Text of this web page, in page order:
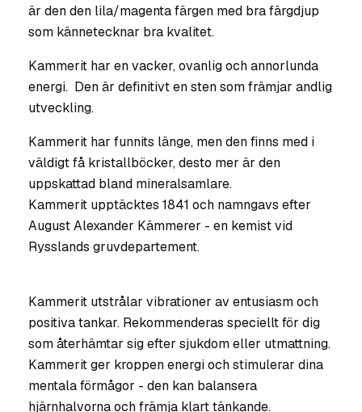
är den den lila/magenta färgen med bra färgdjup
som kännetecknar bra kvalitet.
Kammerit har en vacker, ovanlig och annorlunda
energi. Den är definitivt en sten som främjar andlig
utveckling.
Kammerit har funnits länge, men den finns med i
väldigt få kristallböcker, desto mer är den
uppskattad bland mineralsamlare.
Kammerit upptäcktes 1841 och namngavs efter
August Alexander Kämmerer - en kemist vid
Rysslands gruvdepartement.
Kammerit utstrålar vibrationer av entusiasm och
positiva tankar. Rekommenderas speciellt för dig
som återhämtar sig efter sjukdom eller utmattning.
Kammerit ger kroppen energi och stimulerar dina
mentala förmågor - den kan balansera
hjärnhalvorna och främja klart tänkande.